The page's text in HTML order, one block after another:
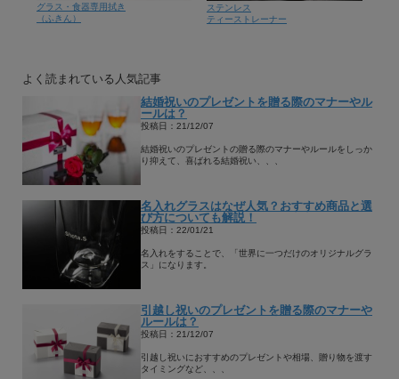
グラス・食器専用拭き
（ふきん）
ステンレス
ティーストレーナー
よく読まれている人気記事
結婚祝いのプレゼントを贈る際のマナーやル
ールは？
投稿日：21/12/07
結婚祝いのプレゼントの贈る際のマナーやルールをしっか
り抑えて、喜ばれる結婚祝い、、、
名入れグラスはなぜ人気？おすすめ商品と選
び方についても解説！
投稿日：22/01/21
名入れをすることで、「世界に一つだけのオリジナルグラ
ス」になります。
引越し祝いのプレゼントを贈る際のマナーや
ルールは？
投稿日：21/12/07
引越し祝いにおすすめのプレゼントや相場、贈り物を渡す
タイミングなど、、、